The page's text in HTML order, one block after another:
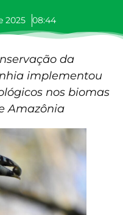
2025 08:44
da
implementou
nos biomas
Amazônia